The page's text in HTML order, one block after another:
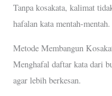
Tanpa kosakata, kalimat
hafalan kata mentah-mentah.
Metode Membangun
Menghafal daftar kata dari
agar lebih berkesan.